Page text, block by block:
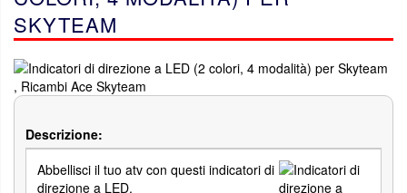
SKYTEAM
Descrizione:
Abbellisci il tuo atv con questi indicatori di
direzione a LED.